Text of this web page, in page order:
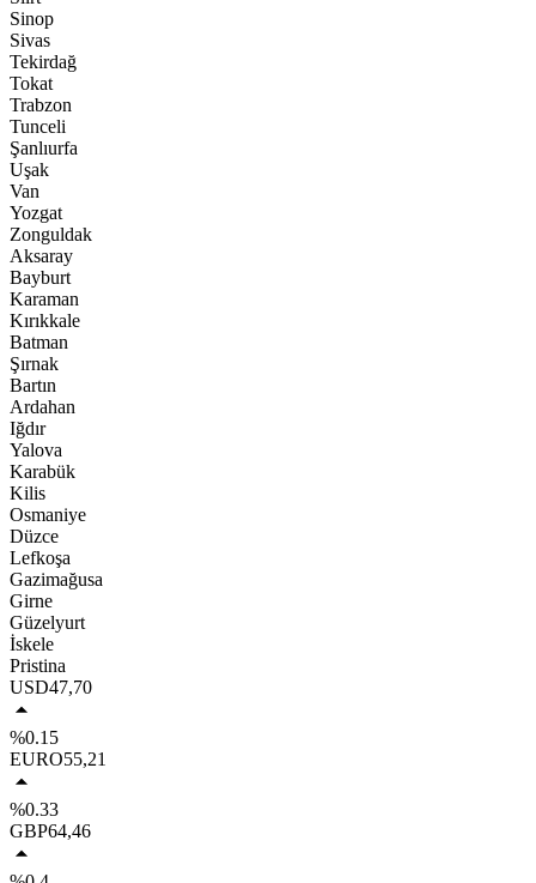
Sinop
Sivas
Tekirdağ
Tokat
Trabzon
Tunceli
Şanlıurfa
Uşak
Van
Yozgat
Zonguldak
Aksaray
Bayburt
Karaman
Kırıkkale
Batman
Şırnak
Bartın
Ardahan
Iğdır
Yalova
Karabük
Kilis
Osmaniye
Düzce
Lefkoşa
Gazimağusa
Girne
Güzelyurt
İskele
Pristina
USD47,70
%0.15
EURO55,21
%0.33
GBP64,46